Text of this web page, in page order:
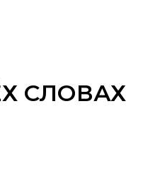
СЛОВАХ